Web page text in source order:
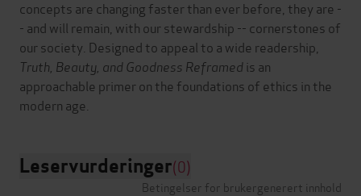
concepts are changing faster than ever before, they are -
- and will remain, with our stewardship -- cornerstones of
our society. Designed to appeal to a wide readership,
Truth, Beauty, and Goodness Reframedis an
approachable primer on the foundations of ethics in the
Leservurderinger(0)
Betingelser for brukergenerert innhold